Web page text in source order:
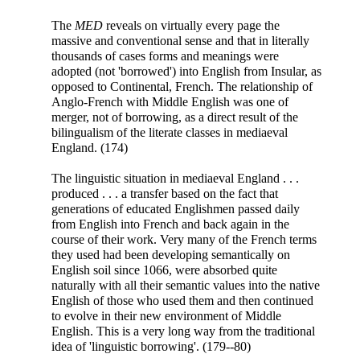
The MED reveals on virtually every page the
massive and conventional sense and that in literally
thousands of cases forms and meanings were
adopted (not 'borrowed') into English from Insular, as
opposed to Continental, French. The relationship of
Anglo-French with Middle English was one of
merger, not of borrowing, as a direct result of the
bilingualism of the literate classes in mediaeval
England. (174)
The linguistic situation in mediaeval England . . .
produced . . . a transfer based on the fact that
generations of educated Englishmen passed daily
from English into French and back again in the
course of their work. Very many of the French terms
they used had been developing semantically on
English soil since 1066, were absorbed quite
naturally with all their semantic values into the native
English of those who used them and then continued
to evolve in their new environment of Middle
English. This is a very long way from the traditional
idea of 'linguistic borrowing'. (179--80)